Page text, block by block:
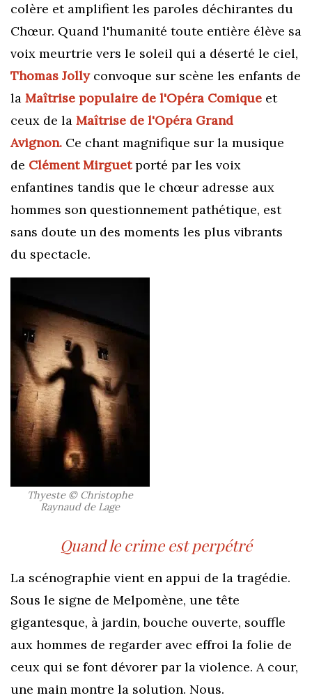
colère et amplifient les paroles déchirantes du
Chœur. Quand l'humanité toute entière élève sa
voix meurtrie vers le soleil qui a déserté le ciel,
Thomas Jollyconvoque sur scène les enfants de
la Maîtrise populaire de l'Opéra Comique et
ceux de la Maîtrise de l'Opéra Grand
Avignon. Ce chant magnifique sur la musique
de Clément Mirguetporté par les voix
enfantines tandis que le chœur adresse aux
hommes son questionnement pathétique, est
sans doute un des moments les plus vibrants
du spectacle.
Thyeste © Christophe
Raynaud de Lage
Quand le crime est perpétré
La scénographie vient en appui de la tragédie.
Sous le signe de Melpomène, une tête
gigantesque, à jardin, bouche ouverte, souffle
aux hommes de regarder avec effroi la folie de
ceux qui se font dévorer par la violence. A cour,
une main montre la solution. Nous.